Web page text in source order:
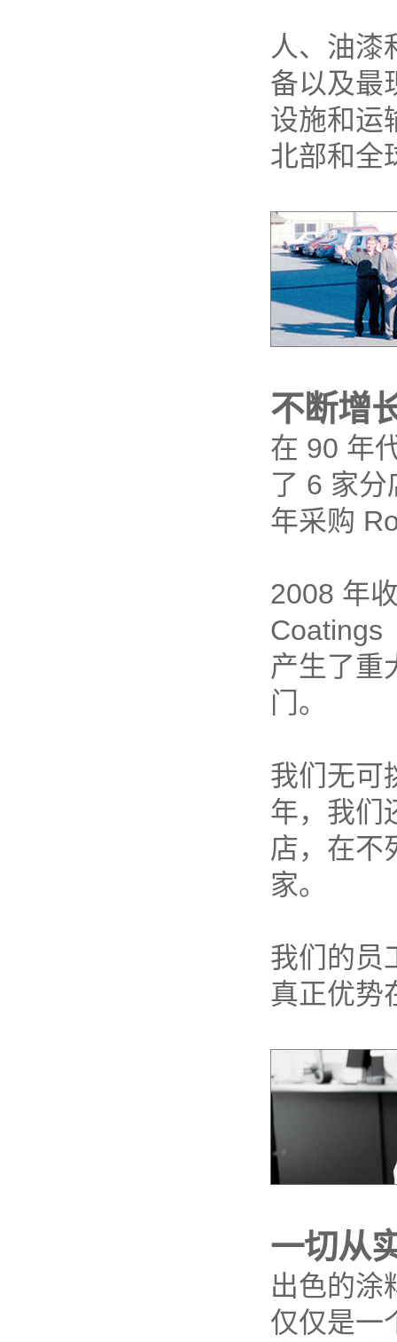
人、油漆
备以及最
设施和运
北部和全
不断增
在 90 年
了 6 家
年采购
2008 年
Coatings
产生了重
门。
我们无可
年，我们
店，在不
家。
我们的员
真正优势
一切从
出色的涂
仅仅是一